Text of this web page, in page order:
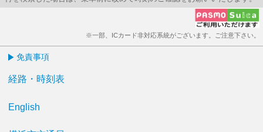
※一部、ICカード非対応系統がございます。ご注意下さい。
免責事項
経路・時刻表
English